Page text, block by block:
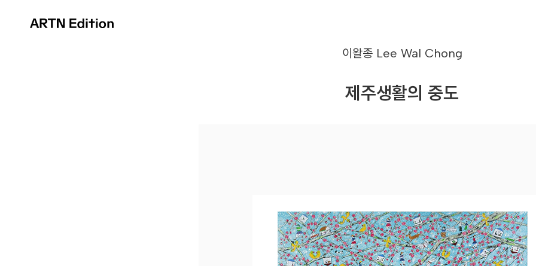
이왈종 Lee Wal Chong
제주생활의 중도